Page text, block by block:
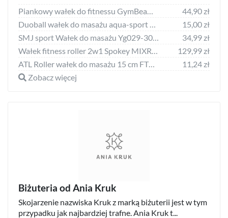
Piankowy wałek do fitnessu GymBeam Fitness Roller Zielony
44,90 zł
Duoball wałek do masażu aqua-sport powerstrech epp
15,00 zł
SMJ sport Wałek do masażu Yg029-30 niebieski
34,99 zł
Wałek fitness roller 2w1 Spokey MIXROLL 2in1
129,99 zł
ATL Roller wałek do masażu 15 cm FT31D
11,24 zł
Zobacz więcej
Biżuteria od Ania Kruk
Skojarzenie nazwiska Kruk z marką biżuterii jest w tym
przypadku jak najbardziej trafne. Ania Kruk t...